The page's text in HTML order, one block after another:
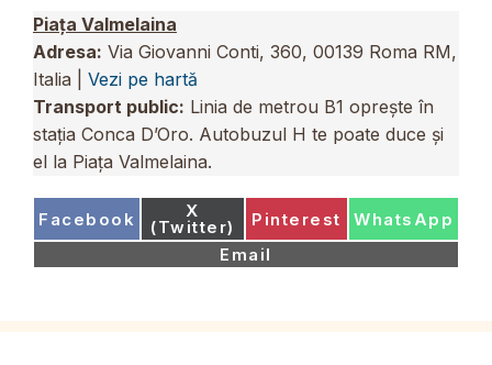
Piața Valmelaina
Adresa: Via Giovanni Conti, 360, 00139 Roma RM,
Italia | Vezi pe hartă
Transport public: Linia de metrou B1 oprește în
stația Conca D’Oro. Autobuzul H te poate duce și
el la Piața Valmelaina.
Share
Facebook Share
on
X
(Twitter) Share
Pinterest Share
WhatsApp
Share
on
Email